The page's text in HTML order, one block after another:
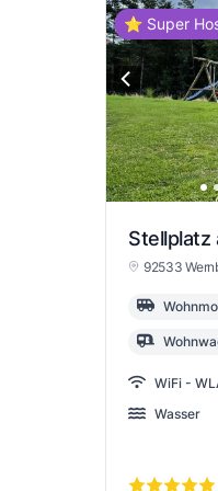
⭐ Super
92533
WiFi -
Wasser